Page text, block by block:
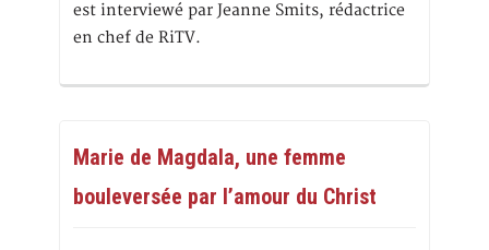
est interviewé par Jeanne Smits, rédactrice
en chef de RiTV.
Marie de Magdala, une femme
bouleversée par l’amour du Christ